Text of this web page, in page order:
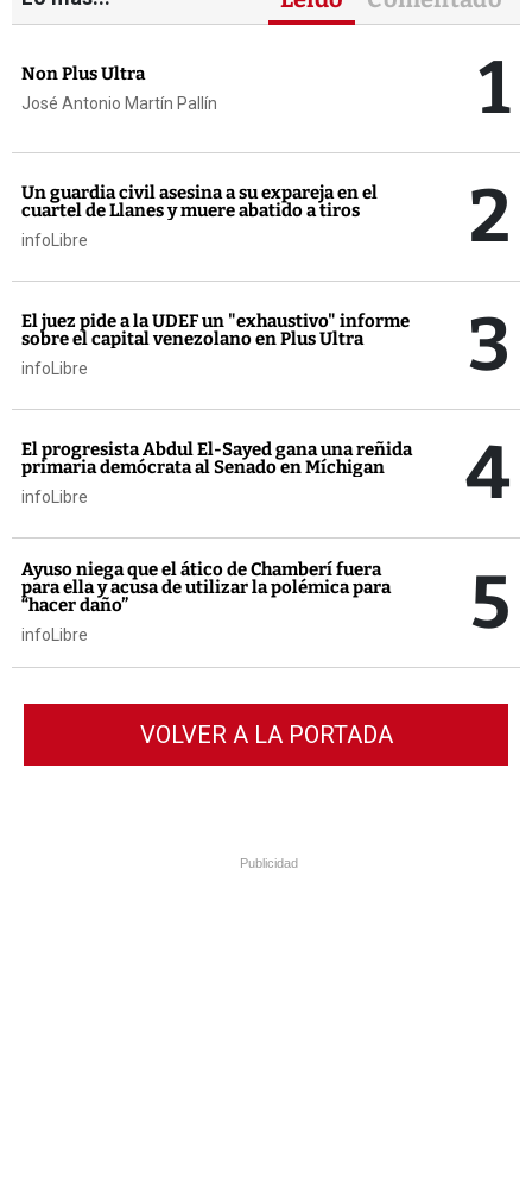
Non Plus Ultra
José Antonio Martín Pallín 1
Un guardia civil asesina a su expareja en el
cuartel de Llanes y muere abatido a tiros
infoLibre 2
El juez pide a la UDEF un "exhaustivo" informe
sobre el capital venezolano en Plus Ultra
infoLibre 3
El progresista Abdul El-Sayed gana una reñida
primaria demócrata al Senado en Míchigan
infoLibre 4
Ayuso niega que el ático de Chamberí fuera
para ella y acusa de utilizar la polémica para
“hacer daño”
infoLibre 5
VOLVER A LA PORTADA
Publicidad